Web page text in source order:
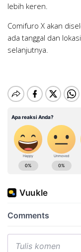
lebih keren.
Comifuro X akan
ada tanggal dan
selanjutnya.